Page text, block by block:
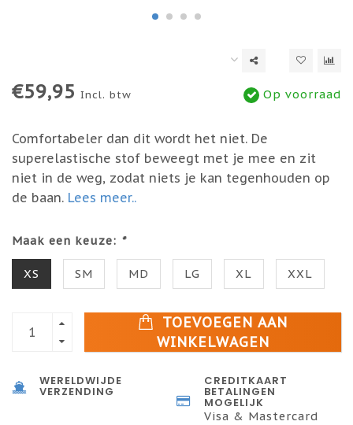
€59,95 Incl. btw Op voorraad
Comfortabeler dan dit wordt het niet. De
superelastische stof beweegt met je mee en zit
niet in de weg, zodat niets je kan tegenhouden op
de baan. Lees meer..
Maak een keuze: *
XS SM MD LG XL XXL
TOEVOEGEN AAN
WINKELWAGEN
WERELDWIJDE
VERZENDING
CREDITKAART
BETALINGEN
MOGELIJK
Visa & Mastercard